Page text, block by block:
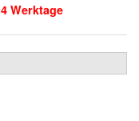
Werktage